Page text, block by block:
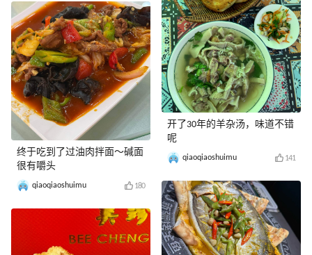
终于吃到了过油肉拌面～碱面
很有嚼头
qiaoqiaoshuimu 180
开了30年的羊杂汤，味道不错
呢
qiaoqiaoshuimu 141